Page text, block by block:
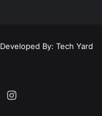
By: Tech Yard
Instagram